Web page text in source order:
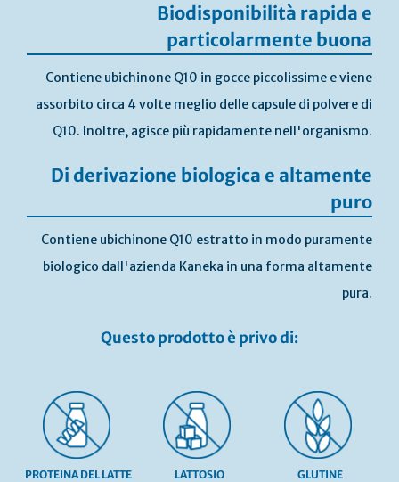
Biodisponibilità rapida e
particolarmente buona
Contiene ubichinone Q10 in gocce piccolissime e viene
assorbito circa 4 volte meglio delle capsule di polvere di
Q10. Inoltre, agisce più rapidamente nell'organismo.
Di derivazione biologica e altamente
puro
Contiene ubichinone Q10 estratto in modo puramente
biologico dall'azienda Kaneka in una forma altamente
pura.
Questo prodotto è privo di:
PROTEINA DEL LATTE LATTOSIO GLUTINE